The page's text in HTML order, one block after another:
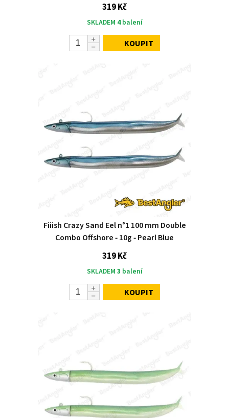
319 Kč
SKLADEM 4balení
KOUPIT
Fiiish Crazy Sand Eel n°1 100 mm Double
Combo Offshore ‑ 10g ‑ Pearl Blue
319 Kč
SKLADEM 3 balení
KOUPIT